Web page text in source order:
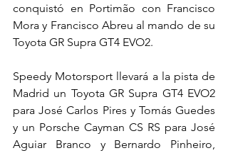
conquistó en Portimão con Francisco
Mora y Francisco Abreu al mando de su
Toyota GR Supra GT4 EVO2.
Speedy Motorsport llevará a la pista de
Madrid un Toyota GR Supra GT4 EVO2
para José Carlos Pires y Tomás Guedes
y un Porsche Cayman CS RS para José
Aguiar Branco y Bernardo Pinheiro,